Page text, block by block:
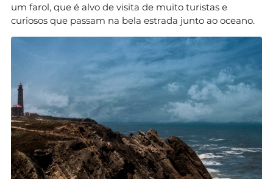
um farol, que é alvo de visita de muito turistas e
curiosos que passam na bela estrada junto ao oceano.